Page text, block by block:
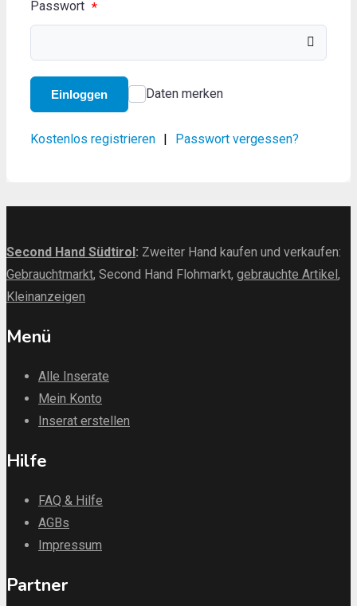
Passwort *
Einloggen Daten merken
Kostenlos registrieren | Passwort vergessen?
Second Hand Südtirol: Zweiter Hand kaufen und verkaufen:
Gebrauchtmarkt, Second Hand Flohmarkt, gebrauchte Artikel,
Kleinanzeigen
Menü
Alle Inserate
Mein Konto
Inserat erstellen
Hilfe
FAQ & Hilfe
AGBs
Impressum
Partner